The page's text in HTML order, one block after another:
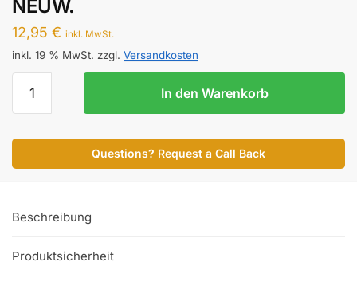
NEUW.
12,95 € inkl. MwSt.
inkl. 19 % MwSt. zzgl. Versandkosten
SET
Menge
In den Warenkorb
Questions? Request a Call Back
Beschreibung
Produktsicherheit